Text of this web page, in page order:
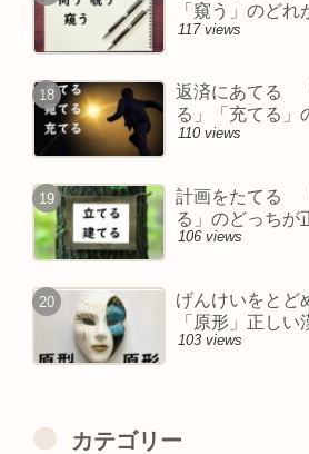
「窺う」のどれ
117 views
返済にあてる
る」「充てる」
110 views
計画をたてる
る」のどっちが
106 views
げんけいをとど
「原形」正しい
103 views
カテゴリー